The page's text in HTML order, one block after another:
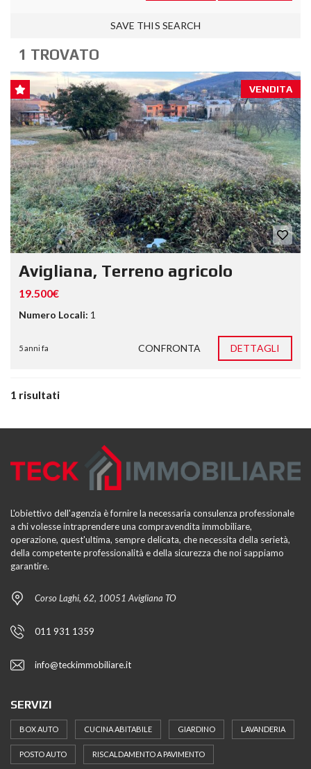
SAVE THIS SEARCH
1 TROVATO
VENDITA
Avigliana, Terreno agricolo
19.500€
Numero Locali: 1
5 anni fa CONFRONTA DETTAGLI
1 risultati
L'obiettivo dell'agenzia è fornire la necessaria consulenza professionale
a chi volesse intraprendere una compravendita immobiliare,
operazione, quest'ultima, sempre delicata, che necessita della serietà,
della competente professionalità e della sicurezza che noi sappiamo
garantire.
Corso Laghi, 62, 10051 Avigliana TO
011 931 1359
info@teckimmobiliare.it
SERVIZI
BOX AUTO CUCINA ABITABILE GIARDINO LAVANDERIA
POSTO AUTO RISCALDAMENTO A PAVIMENTO